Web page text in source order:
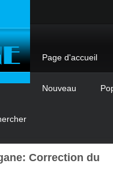
Page d'accueil
Nouveau
Correction du